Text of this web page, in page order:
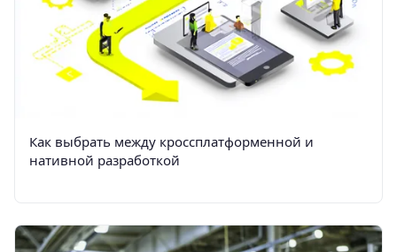
Как выбрать между кроссплатформенной и
нативной разработкой